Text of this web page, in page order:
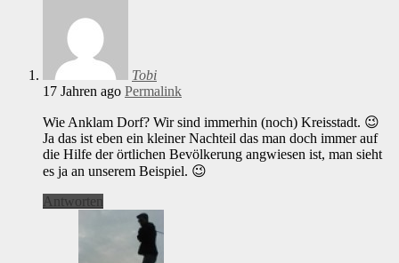
Tobi
17 Jahren ago Permalink
Wie Anklam Dorf? Wir sind immerhin (noch) Kreisstadt. 😉
Ja das ist eben ein kleiner Nachteil das man doch immer auf
die Hilfe der örtlichen Bevölkerung angwiesen ist, man sieht
es ja an unserem Beispiel. 😉
Antworten